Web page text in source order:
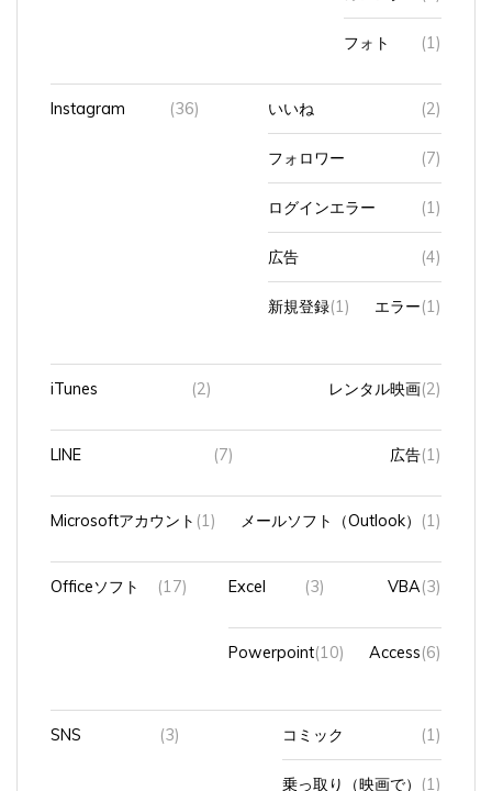
フォト (1)
Instagram (36) いいね (2)
フォロワー (7)
ログインエラー (1)
広告 (4)
新規登録(1) エラー(1)
iTunes (2) レンタル映画(2)
LINE (7) 広告(1)
Microsoftアカウント (1) メールソフト（Outlook） (1)
Officeソフト (17) Excel (3) VBA (3)
Powerpoint(10) Access(6)
SNS (3) コミック (1)
乗っ取り（映画で） (1)